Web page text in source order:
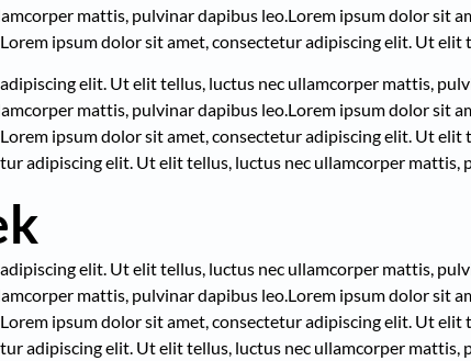
mattis, pulvinar dapibus leo. Lorem ipsum dolor sit
Lorem ipsum dolor sit amet, consectetur adipiscing elit. Ut
elit. Ut elit tellus, luctus nec ullamcorper mattis,
mattis, pulvinar dapibus leo.Lorem ipsum dolor sit
Lorem ipsum dolor sit amet, consectetur adipiscing elit. Ut
adipiscing elit. Ut elit tellus, luctus nec ullamcorper mattis,
elit. Ut elit tellus, luctus nec ullamcorper mattis,
mattis, pulvinar dapibus leo. Lorem ipsum dolor sit
Lorem ipsum dolor sit amet, consectetur adipiscing elit. Ut
adipiscing elit. Ut elit tellus, luctus nec ullamcorper mattis,